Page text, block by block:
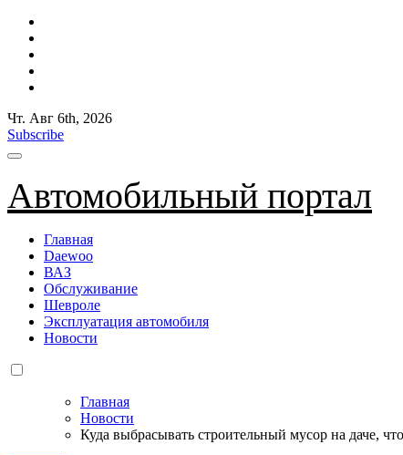
Чт. Авг 6th, 2026
Subscribe
Автомобильный портал
Главная
Daewoo
ВАЗ
Обслуживание
Шевроле
Эксплуатация автомобиля
Новости
Главная
Новости
Куда выбрасывать строительный мусор на даче,